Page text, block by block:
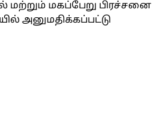
மற்றும் மகப்பேறு பிரச்சனை
அனுமதிக்கப்பட்டு